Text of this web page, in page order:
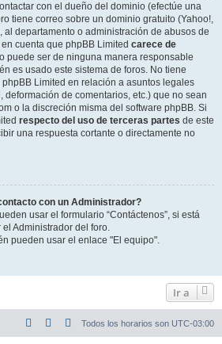
con el dueño del dominio (efectúe una
tiene correo sobre un dominio gratuito (Yahoo!,
al departamento o administración de abusos de
cuenta que phpBB Limited carece de
puede ser de ninguna manera responsable
es usado este sistema de foros. No tiene
Limited en relación a asuntos legales
de comentarios, etc.) que no sean
o la discreción misma del software phpBB. Si
respecto del uso de terceras partes de este
una respuesta cortante o directamente no
con un Administrador?
usar el formulario “Contáctenos”, si está
Administrador del foro.
pueden usar el enlace "El equipo".
Ir a
Todos los horarios son UTC-03:00